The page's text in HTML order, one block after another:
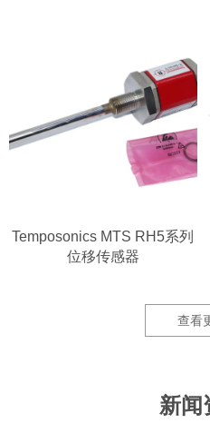
Temposonics MTS RH5系列
位移传感器
查看
新闻